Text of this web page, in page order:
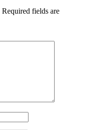
Required fields are